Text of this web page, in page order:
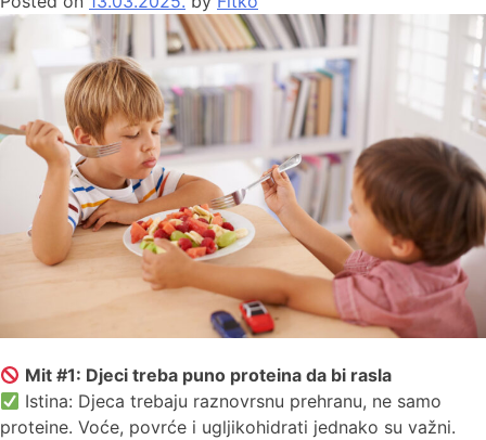
Mit #1: Djeci treba puno proteina da bi rasla
Istina: Djeca trebaju raznovrsnu prehranu, ne samo
proteine. Voće, povrće i ugljikohidrati jednako su važni.